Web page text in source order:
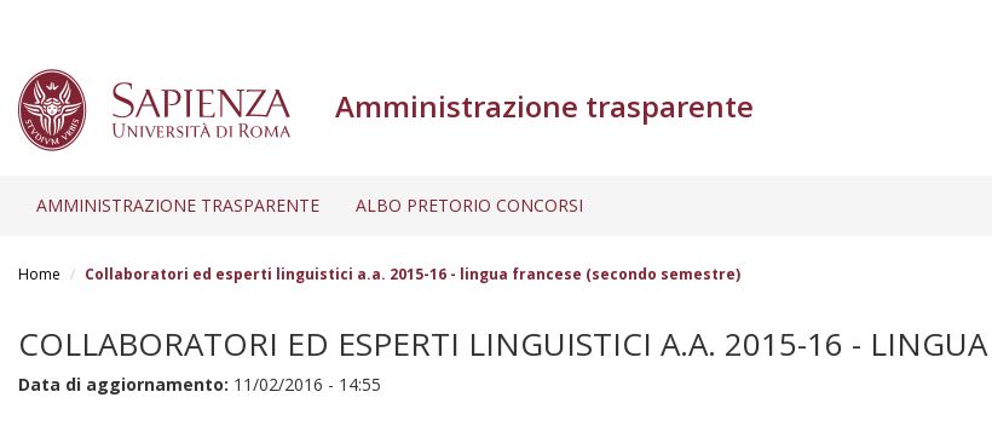
Amministrazione trasparente
AMMINISTRAZIONE TRASPARENTE ALBO PRETORIO CONCORSI
Home Collaboratori ed esperti linguistici a.a. 2015-16 - lingua francese (secondo semestre)
COLLABORATORI ED ESPERTI LINGUISTICI A.A. 2015-16 -
Data di aggiornamento: 11/02/2016 - 14:55